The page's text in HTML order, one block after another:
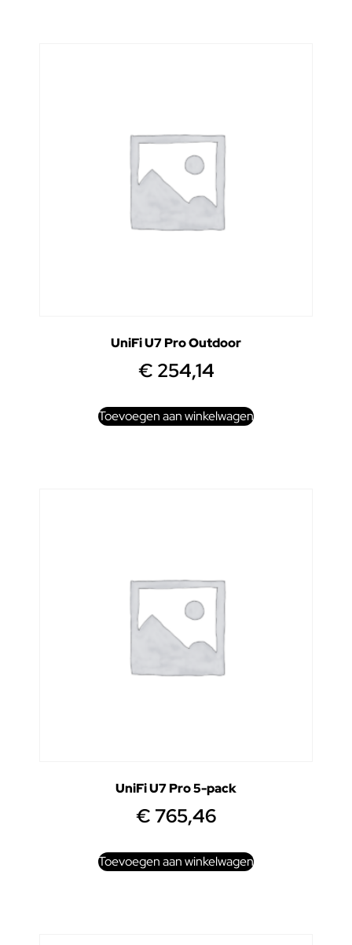
UniFi U7 Pro Outdoor
€ 254,14
Toevoegen aan winkelwagen
UniFi U7 Pro 5-pack
€ 765,46
Toevoegen aan winkelwagen